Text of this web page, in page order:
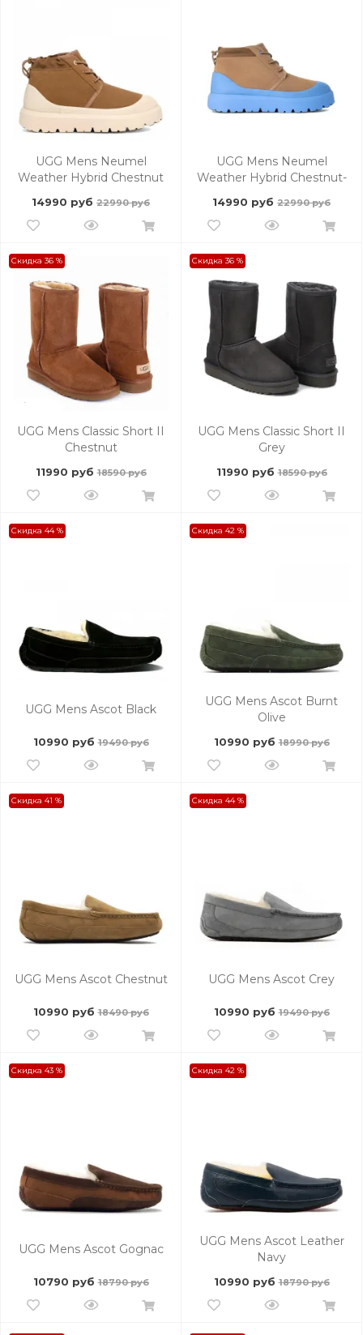
UGG Mens Neumel
Weather Hybrid Chestnut
14990 руб 22990 руб
UGG Mens Neumel
Weather Hybrid Chestnut-
14990 руб 22990 руб
Скидка 36 %
UGG Mens Classic Short II
Chestnut
11990 руб 18590 руб
Скидка 36 %
UGG Mens Classic Short II
Grey
11990 руб 18590 руб
Скидка 44 %
UGG Mens Ascot Black
10990 руб 19490 руб
Скидка 42 %
UGG Mens Ascot Burnt
Olive
10990 руб 18990 руб
Скидка 41 %
UGG Mens Ascot Chestnut
10990 руб 18490 руб
Скидка 44 %
UGG Mens Ascot Crey
10990 руб 19490 руб
Скидка 43 %
UGG Mens Ascot Gognac
10790 руб 18790 руб
Скидка 42 %
UGG Mens Ascot Leather
Navy
10990 руб 18790 руб